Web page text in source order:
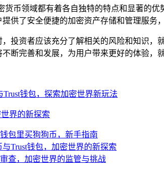
货币领域都有着各自独特的特点和显著的
供了安全便捷的加密资产存储和管理服务
投资者应该充分了解相关的风险和知识，
断完善和发展，为用户带来更好的体验，
Trust钱包，探索加密世界新玩法
界的新探索
包里买狗狗币，新手指南
Trust钱包，加密世界的新探索
查，加密世界的监管与挑战